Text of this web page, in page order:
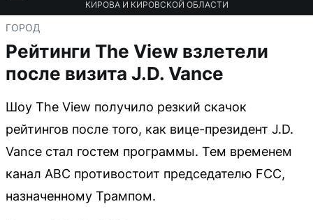
КИРОВА И КИРОВСКОЙ ОБЛАСТИ
ГОРОД
Рейтинги The View взлетели
после визита J.D. Vance
Шоу The View получило резкий скачок
рейтингов после того, как вице-президент J.D.
Vance стал гостем программы. Тем временем
канал ABC противостоит председателю FCC,
назначенному Трампом.